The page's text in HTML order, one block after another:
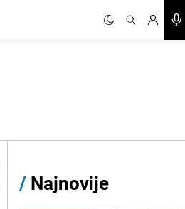
/ Najnovije